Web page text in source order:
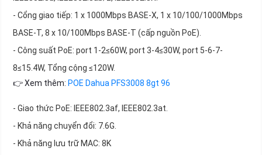
- Cổng giao tiếp: 1 x 1000Mbps BASE-X, 1 x 10/100/1000Mbps
BASE-T, 8 x 10/100Mbps BASE-T (cấp nguồn PoE).
- Công suất PoE: port 1-2≤60W, port 3-4≤30W, port 5-6-7-
8≤15.4W, Tổng cộng ≤120W.
👉 Xem thêm: POE Dahua PFS3008 8gt 96
- Giao thức PoE: IEEE802.3af, IEEE802.3at.
- Khả năng chuyển đổi: 7.6G.
- Khả năng lưu trữ MAC: 8K